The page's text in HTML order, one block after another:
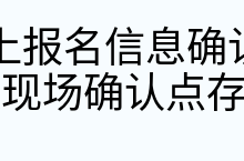
报名信息
场确认点